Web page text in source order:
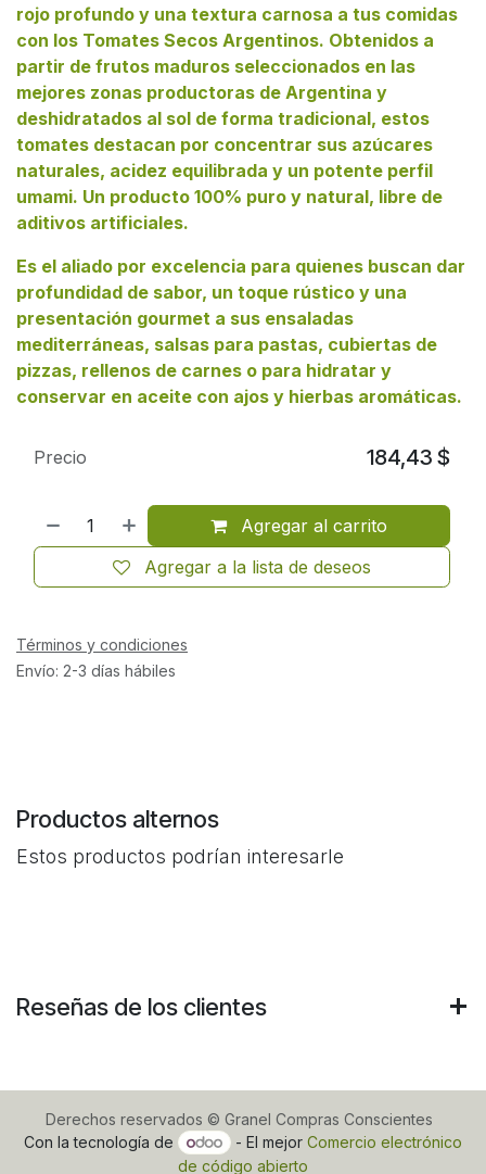
rojo profundo y una textura carnosa a tus comidas
con los Tomates Secos Argentinos. Obtenidos a
partir de frutos maduros seleccionados en las
mejores zonas productoras de Argentina y
deshidratados al sol de forma tradicional, estos
tomates destacan por concentrar sus azúcares
naturales, acidez equilibrada y un potente perfil
umami. Un producto 100% puro y natural, libre de
aditivos artificiales.
Es el aliado por excelencia para quienes buscan dar
profundidad de sabor, un toque rústico y una
presentación gourmet a sus ensaladas
mediterráneas, salsas para pastas, cubiertas de
pizzas, rellenos de carnes o para hidratar y
conservar en aceite con ajos y hierbas aromáticas.
Agregar al carrito
Agregar a la lista de deseos
Precio 184,43 $
Términos y condiciones
Envío: 2-3 días hábiles
Productos alternos
Estos productos podrían interesarle
Reseñas de los clientes
Derechos reservados © Granel Compras Conscientes
Con la tecnología de
- El mejor Comercio electrónico
de código abierto